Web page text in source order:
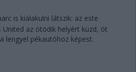
is kialakulni látszik: az este
az ötödik helyért küzd, öt
lengyel pékautóhoz képest.